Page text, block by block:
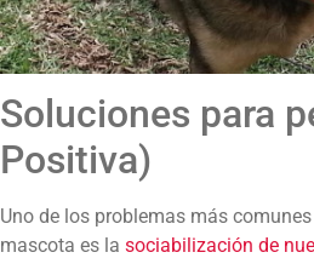
Soluciones para
Positiva)
Uno de los problemas más
mascota es la sociabilización de